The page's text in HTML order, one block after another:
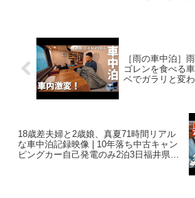
［雨の車中泊］
ゴレンを食べる
ベでガラリと変
18歳差夫婦と2歳娘、真夏71時間リアル
な車中泊記録映像 | 10年落ち中古キャン
ピングカー自己発電のみ2泊3日福井県移